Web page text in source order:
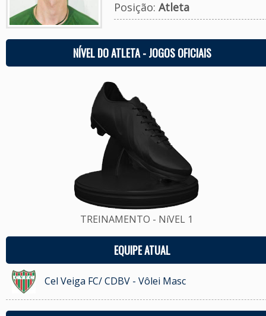
Posição: Atleta
NÍVEL DO ATLETA - JOGOS OFICIAIS
TREINAMENTO - NíVEL 1
EQUIPE ATUAL
Cel Veiga FC/ CDBV - Vôlei Masc